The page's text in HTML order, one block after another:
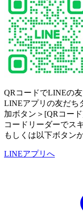
QRコードでLINEの
LINEアプリの友だち
加ボタン＞[QRコー
コードリーダーでス
もしくは以下ボタン
LINEアプリへ